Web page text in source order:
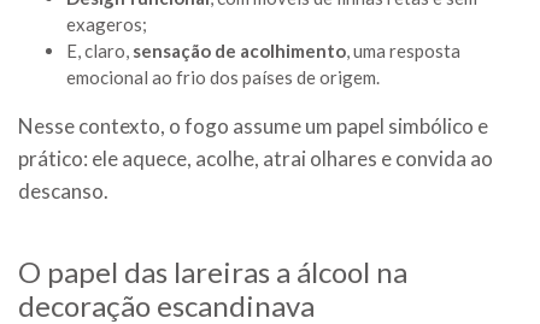
exageros;
E, claro, sensação de acolhimento, uma resposta
emocional ao frio dos países de origem.
Nesse contexto, o fogo assume um papel simbólico e
prático: ele aquece, acolhe, atrai olhares e convida ao
descanso.
O papel das lareiras a álcool na
decoração escandinava